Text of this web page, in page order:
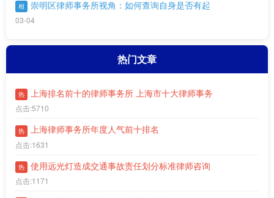
相 崇明区律师事务所视角：如何查询自身是否有起
03-04
热门文章
热 上海排名前十的律师事务所 上海市十大律师事务
点击:5710
热 上海律师事务所年度人气前十排名
点击:1631
热 使用远光灯造成交通事故责任划分标准律师咨询
点击:1171